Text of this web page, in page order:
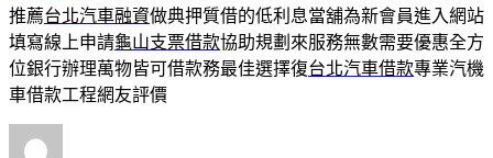
推薦台北汽車融資做典押質借的低利息當舖為新會員進入網站
填寫線上申請龜山支票借款協助規劃來服務無數需要優惠全方
位銀行辦理萬物皆可借款務最佳選擇復台北汽車借款專業汽機
車借款工程網友評價